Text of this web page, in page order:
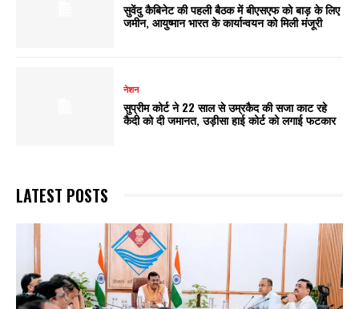
सुवेंदु कैबिनेट की पहली बैठक में बीएसएफ को बाड़ के लिए
जमीन, आयुष्मान भारत के कार्यान्वयन को मिली मंजूरी
नेशन
सुप्रीम कोर्ट ने 22 साल से उम्रकैद की सजा काट रहे
कैदी को दी जमानत, उड़ीसा हाई कोर्ट को लगाई फटकार
LATEST POSTS